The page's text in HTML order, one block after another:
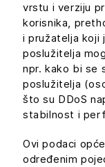
vrstu i verziju
korisnika,
i pružatelja koji
poslužitelja
npr. kako bi se
poslužitelja
što su DDoS
stabilnost i
Ovi podaci
određenim